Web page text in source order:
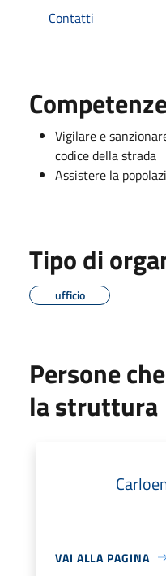
Contatti
Vigilare e
codice della strada
Assistere la
Tipo di
ufficio
Persone
la struttura
VAI ALLA PAGINA